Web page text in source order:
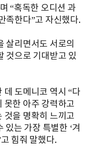
“혹독한 오디션 과
족한다”고 자신했다.
살리면서도 서로의
것으로 기대받고 있
데 도메니코 역시 “다
못한 아주 강력하고
것을 명확히 느끼고
있는 가장 특별한 ‘겨
힘줘 말했다.